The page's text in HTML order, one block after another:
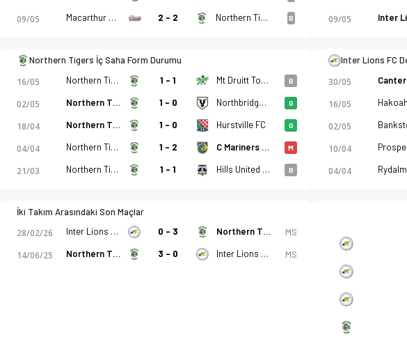
Northern Tigers - Inter Lions FC 1-0 bitti. Gol anları, kadro, istatistikler, puan
09/05 Macarthur Rams 2 - 2 Northern Tigers B 09/05
Northern Tigers İç Saha Form Durumu
16/05 Northern Tigers 1 - 1 Mt Druitt Town Rangers FC B
02/05 Northern Tigers 1 - 0 Northbridge FC G
18/04 Northern Tigers 1 - 0 Hurstville FC G
04/04 Northern Tigers 1 - 2 C Mariners U21 M
21/03 Northern Tigers 1 - 1 Hills United FC Brumbies B
Inter Lions FC
30/05
16/05
02/05
10/04
04/04
İki Takım Arasındaki Son Maçlar
28/02/26 Inter Lions FC 0 - 3 Northern Tigers MS
14/06/25 Northern Tigers 3 - 0 Inter Lions FC MS